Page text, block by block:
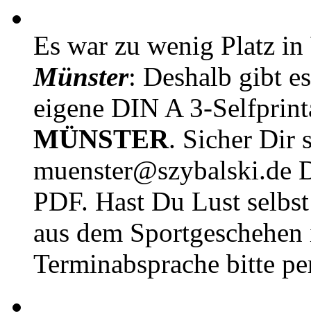
Es war zu wenig Platz in
Münster: Deshalb gibt
eigene DIN A 3-
MÜNSTER. Sicher Dir
muenster@szybalski.de
PDF. Hast Du Lust
aus dem
Terminabsprache bitte